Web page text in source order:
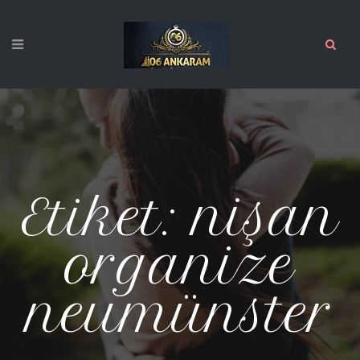
Etiket:nişan
organize
neumünster